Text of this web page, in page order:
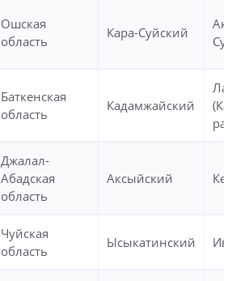
Ошская
область
Кара-Суйский
Ак-
Суу)
Баткенская
область
Кадамжайский
Джалал-
Абадская
область
Аксыйский
Чуйская
область
Ысыкатинский